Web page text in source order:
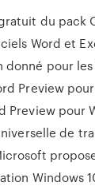
du pack
Word et
donné pour les
Preview
Preview pour
de
Windows